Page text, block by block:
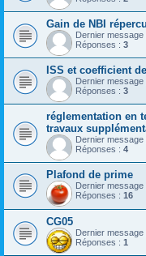
Gain de NBI
Dernier message
Réponses : 3
ISS et coefficient
Dernier message
Réponses : 3
réglementation en
travaux
Dernier message
Réponses : 4
Plafond de prime
Dernier message
Réponses : 16
CG05
Dernier message
Réponses : 1